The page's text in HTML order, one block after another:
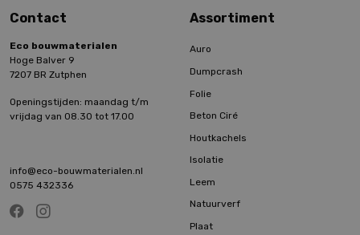
Contact
Eco bouwmaterialen
Hoge Balver 9
7207 BR Zutphen
Openingstijden: maandag t/m
vrijdag van 08.30 tot 17.00
info@eco-bouwmaterialen.nl
0575 432336
Assortiment
Auro
Dumpcrash
Folie
Beton Ciré
Houtkachels
Isolatie
Leem
Natuurverf
Plaat